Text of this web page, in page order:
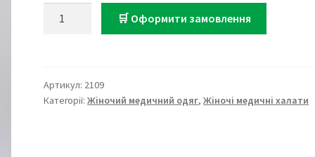
кількість
🛒 Оформити замовлення
Артикул: 2109
Категорії:Жіночий медичний одяг,Жіночі медичні халати